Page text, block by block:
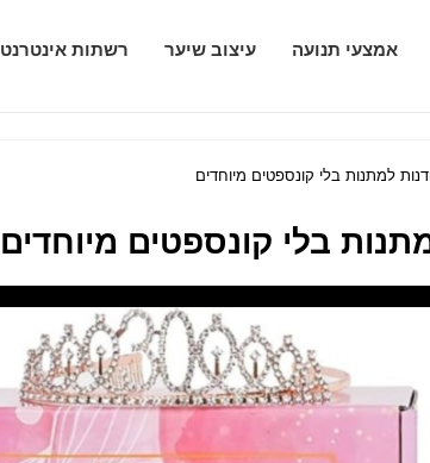
אמצעי תנועה עיצוב שיער רשתות אינטרנט
למתנות בלי קונספטים מיוחדים
בלי קונספטים מיוחדים